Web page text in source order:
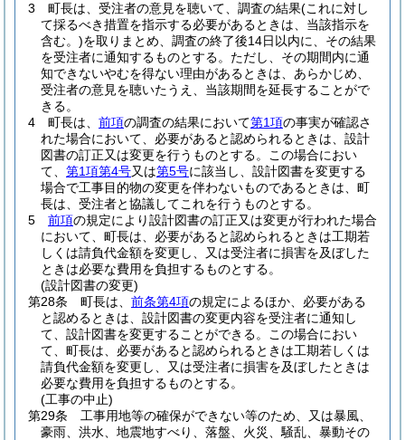
3
町長は、受注者の意見を聴いて、調査の結果(これに対し
て採るべき措置を指示する必要があるときは、当該指示を
含む。)を取りまとめ、調査の終了後14日以内に、その結果
を受注者に通知するものとする。 ただし、その期間内に通
知できないやむを得ない理由があるときは、あらかじめ、
受注者の意見を聴いたうえ、当該期間を延長することがで
きる。
4
町長は、 前項の調査の結果において第1項の事実が確認さ
れた場合において、必要があると認められるときは、設計
図書の訂正又は変更を行うものとする。
この場合におい
て、 第1項第4号又は第5号に該当し、設計図書を変更する
場合で工事目的物の変更を伴わないものであるときは、町
長は、受注者と協議してこれを行うものとする。
5
前項の規定により設計図書の訂正又は変更が行われた場合
において、町長は、必要があると認められるときは工期若
しくは請負代金額を変更し、又は受注者に損害を及ぼした
ときは必要な費用を負担するものとする。
(設計図書の変更)
第28条
町長は、 前条第4項の規定によるほか、必要がある
と認めるときは、設計図書の変更内容を受注者に通知し
て、設計図書を変更することができる。
この場合におい
て、町長は、必要があると認められるときは工期若しくは
請負代金額を変更し、又は受注者に損害を及ぼしたときは
必要な費用を負担するものとする。
(工事の中止)
第29条
工事用地等の確保ができない等のため、又は暴風、
豪雨、洪水、地震地すべり、落盤、火災、騒乱、暴動その